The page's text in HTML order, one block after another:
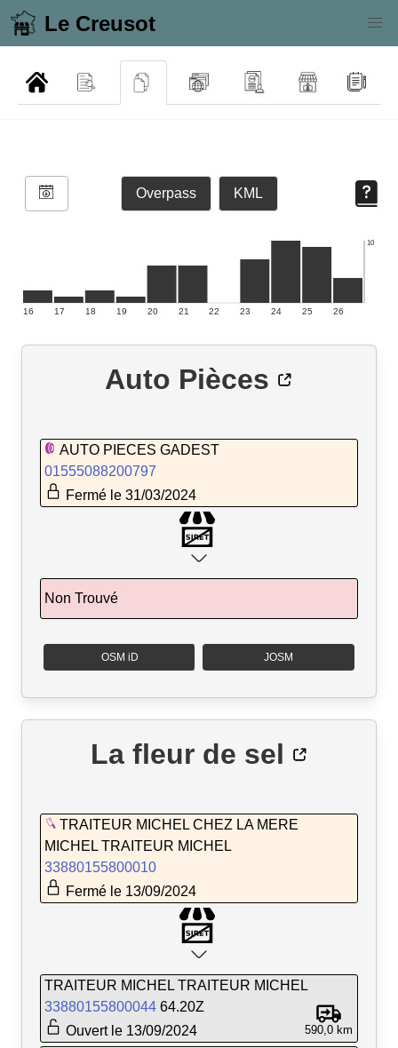
Le Creusot
Overpass KML
10
16 17 18 19 20 21 22 23 24 25 26
Auto Pièces
AUTO PIECES GADEST
01555088200797
Fermé le 31/03/2024
Non Trouvé
OSM iD JOSM
La fleur de sel
TRAITEUR MICHEL CHEZ LA MERE
MICHEL TRAITEUR MICHEL
33880155800010
Fermé le 13/09/2024
TRAITEUR MICHEL TRAITEUR MICHEL
33880155800044 64.20Z
Ouvert le 13/09/2024
590,0 km